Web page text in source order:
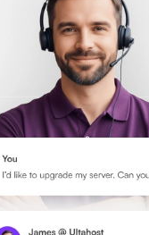
Opencart
Prestashop